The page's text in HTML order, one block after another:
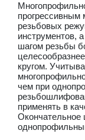
прогрессивным
резьбовых
инструментов,
шагом резьбы
кругом.
чем при
применять в
Окончательное